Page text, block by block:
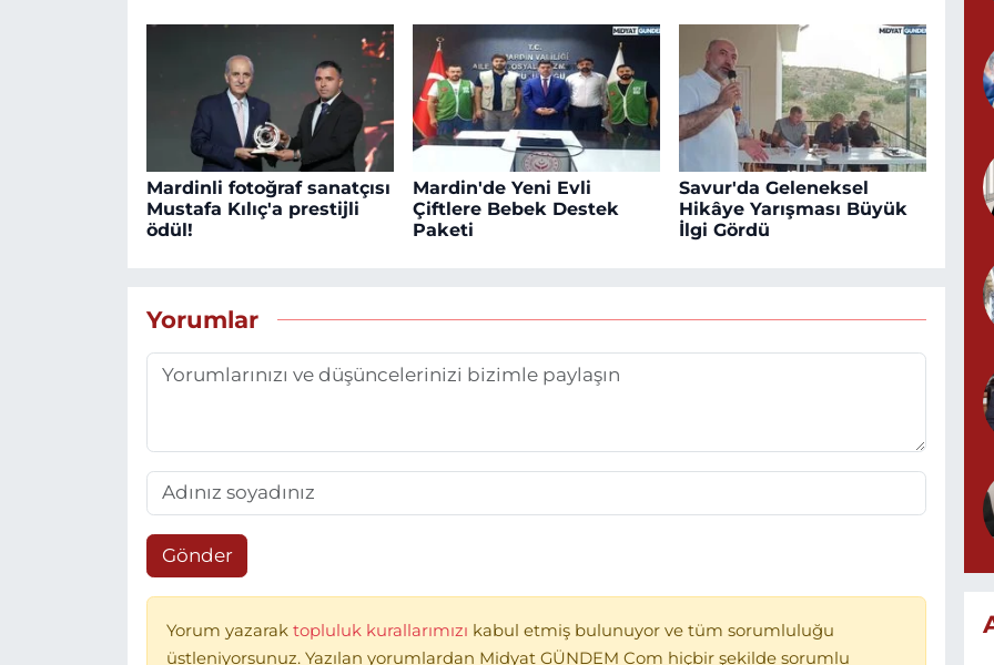
Mardinli fotoğraf sanatçısı
Mustafa Kılıç'a prestijli
ödül!
Mardin'de Yeni Evli
Çiftlere Bebek Destek
Paketi
Savur'da Geleneksel
Hikâye Yarışması Büyük
İlgi Gördü
Yorumlar
Gönder
Yorum yazarak topluluk kurallarımızı kabul etmiş bulunuyor ve tüm sorumluluğu
üstleniyorsunuz. Yazılan yorumlardan Midyat GÜNDEM Com hiçbir şekilde sorumlu